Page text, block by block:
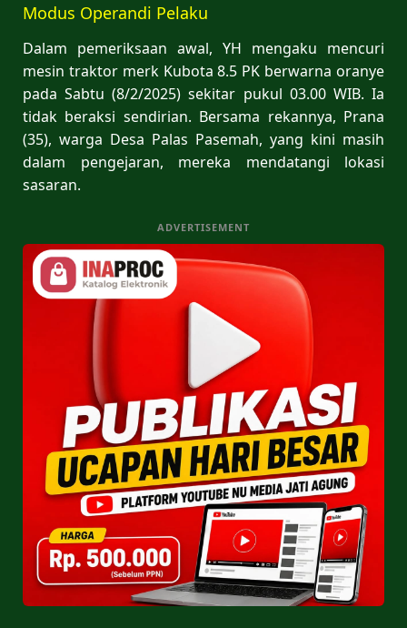
Modus Operandi Pelaku
Dalam pemeriksaan awal, YH mengaku mencuri
mesin traktor merk Kubota 8.5 PK berwarna oranye
pada Sabtu (8/2/2025) sekitar pukul 03.00 WIB. Ia
tidak beraksi sendirian. Bersama rekannya, Prana
(35), warga Desa Palas Pasemah, yang kini masih
dalam pengejaran, mereka mendatangi lokasi
sasaran.
ADVERTISEMENT